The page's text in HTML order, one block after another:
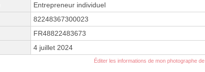
Entrepreneur individuel
82248367300023
FR48822483673
4 juillet 2024
Éditer les informations de mon photographe